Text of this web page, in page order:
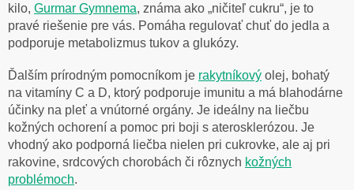
kilo, Gurmar Gymnema, známa ako „ničiteľ cukru“, je to
pravé riešenie pre vás. Pomáha regulovať chuť do jedla a
podporuje metabolizmus tukov a glukózy.
Ďalším prírodným pomocníkom je rakytníkový olej, bohatý
na vitamíny C a D, ktorý podporuje imunitu a má blahodárne
účinky na pleť a vnútorné orgány. Je ideálny na liečbu
kožných ochorení a pomoc pri boji s aterosklerózou. Je
vhodný ako podporná liečba nielen pri cukrovke, ale aj pri
rakovine, srdcových chorobách či rôznych kožných
problémoch.